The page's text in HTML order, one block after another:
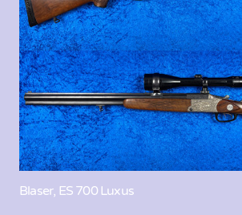
Blaser, ES 700 Luxus